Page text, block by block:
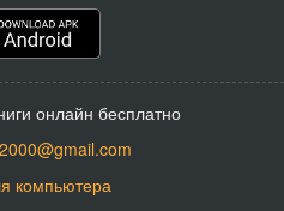
онлайн бесплатно
компьютера